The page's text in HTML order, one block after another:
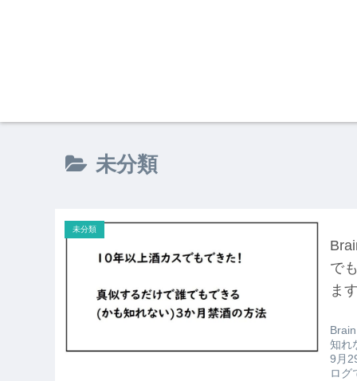
未分類
未分類
で
ます
知れ
9月
ログ